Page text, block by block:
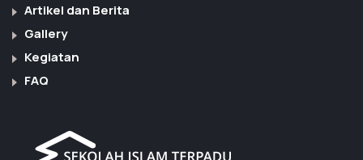
Artikel dan Berita
Gallery
Kegiatan
FAQ